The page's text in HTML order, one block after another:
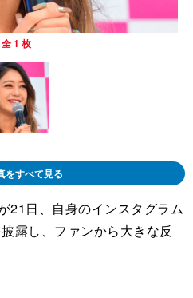
全 1 枚
をすべて見る
21日、自身のインスタグラム
露し、ファンから大きな反